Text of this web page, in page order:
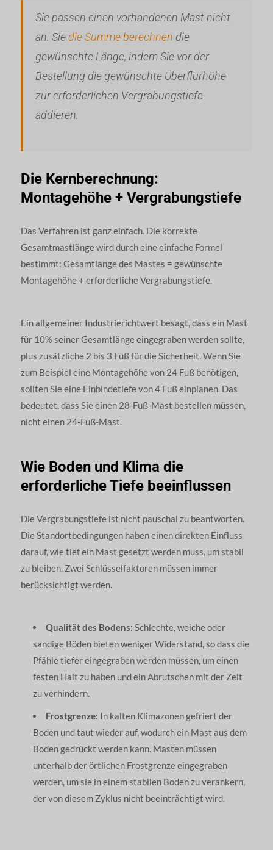
Sie passen einen vorhandenen Mast nicht
an. Siedie Summe berechnen die
gewünschte Länge, indem Sie vor der
Bestellung die gewünschte Überflurhöhe
zur erforderlichen Vergrabungstiefe
addieren.
Die Kernberechnung:
Montagehöhe + Vergrabungstiefe
Das Verfahren ist ganz einfach. Die korrekte
Gesamtmastlänge wird durch eine einfache Formel
bestimmt: Gesamtlänge des Mastes = gewünschte
Montagehöhe + erforderliche Vergrabungstiefe.
Ein allgemeiner Industrierichtwert besagt, dass ein Mast
für 10% seiner Gesamtlänge eingegraben werden sollte,
plus zusätzliche 2 bis 3 Fuß für die Sicherheit. Wenn Sie
zum Beispiel eine Montagehöhe von 24 Fuß benötigen,
sollten Sie eine Einbindetiefe von 4 Fuß einplanen. Das
bedeutet, dass Sie einen 28-Fuß-Mast bestellen müssen,
nicht einen 24-Fuß-Mast.
Wie Boden und Klima die
erforderliche Tiefe beeinflussen
Die Vergrabungstiefe ist nicht pauschal zu beantworten.
Die Standortbedingungen haben einen direkten Einfluss
darauf, wie tief ein Mast gesetzt werden muss, um stabil
zu bleiben. Zwei Schlüsselfaktoren müssen immer
berücksichtigt werden.
Qualität des Bodens: Schlechte, weiche oder
sandige Böden bieten weniger Widerstand, so dass die
Pfähle tiefer eingegraben werden müssen, um einen
festen Halt zu haben und ein Abrutschen mit der Zeit
zu verhindern.
Frostgrenze: In kalten Klimazonen gefriert der
Boden und taut wieder auf, wodurch ein Mast aus dem
Boden gedrückt werden kann. Masten müssen
unterhalb der örtlichen Frostgrenze eingegraben
werden, um sie in einem stabilen Boden zu verankern,
der von diesem Zyklus nicht beeinträchtigt wird.